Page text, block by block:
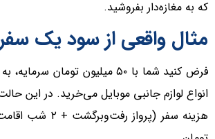
که به مغازه‌دار بفروشید.
مثال واقعی از سود یک
فرض کنید شما با ۵۰ میلیون تومان
انواع لوازم جانبی موبایل می‌خرید. در این